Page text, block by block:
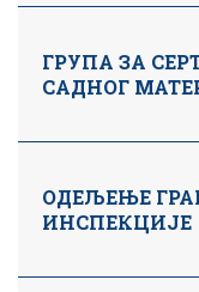
ГРУПА ЗА
САДНОГ
ОДЕЉЕЊЕ
ИНСПЕКЦИЈЕ